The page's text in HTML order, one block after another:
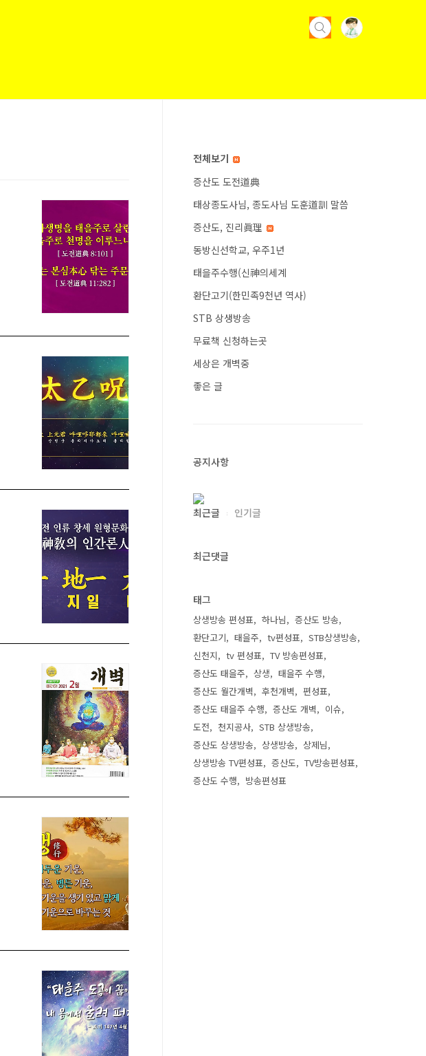
전체보기
증산도 도전道典
태상종도사님, 종도사님 도훈道訓 말씀
증산도, 진리眞理
동방신선학교, 우주1년
태을주수행(신神의세계
환단고기(한민족9천년 역사)
STB 상생방송
무료책 신청하는곳
세상은 개벽중
좋은 글
공지사항
최근글 인기글
최근댓글
태그
상생방송 편성표 하나님
증산도 방송
환단고기
태을주 tv편성표
STB상생방송
신천지
tv 편성표
TV 방송편성표
증산도 태을주
상생
태을주 수행
증산도 월간개벽
후천개벽
편성표
증산도 태을주 수행
증산도 개벽
이슈
도전
천지공사
STB 상생방송
증산도 상생방송
상생방송
상제님
상생방송 TV편성표
증산도
TV방송편성표
증산도 수행
방송편성표